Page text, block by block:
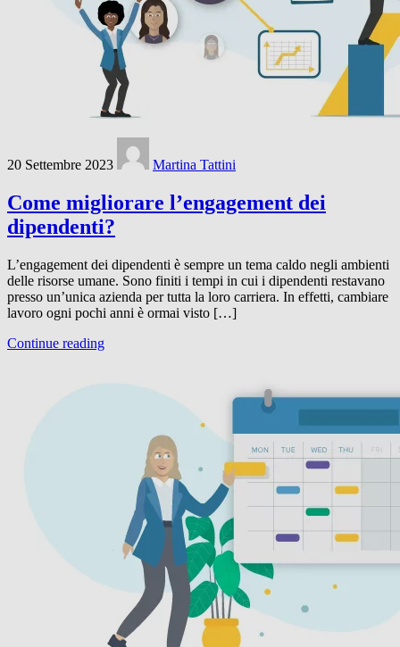
20 Settembre 2023 Martina Tattini
Come migliorare l’engagement dei
dipendenti?
L’engagement dei dipendenti è sempre un tema caldo negli ambienti
delle risorse umane. Sono finiti i tempi in cui i dipendenti restavano
presso un’unica azienda per tutta la loro carriera. In effetti, cambiare
lavoro ogni pochi anni è ormai visto […]
Continue reading